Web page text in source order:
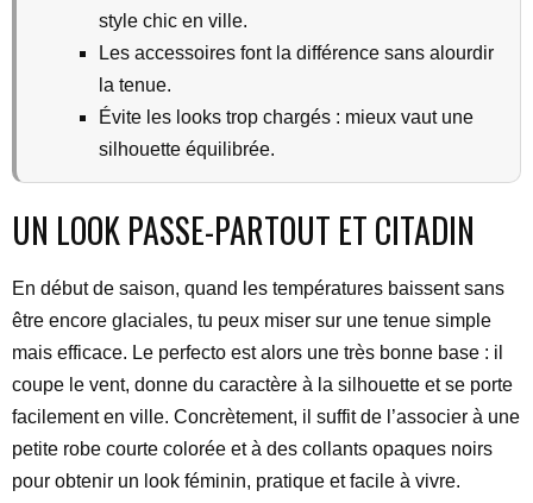
style chic en ville.
Les accessoires font la différence sans alourdir
la tenue.
Évite les looks trop chargés : mieux vaut une
silhouette équilibrée.
UN LOOK PASSE-PARTOUT ET CITADIN
En début de saison, quand les températures baissent sans
être encore glaciales, tu peux miser sur une tenue simple
mais efficace. Le perfecto est alors une très bonne base : il
coupe le vent, donne du caractère à la silhouette et se porte
facilement en ville. Concrètement, il suffit de l’associer à une
petite robe courte colorée et à des collants opaques noirs
pour obtenir un look féminin, pratique et facile à vivre.